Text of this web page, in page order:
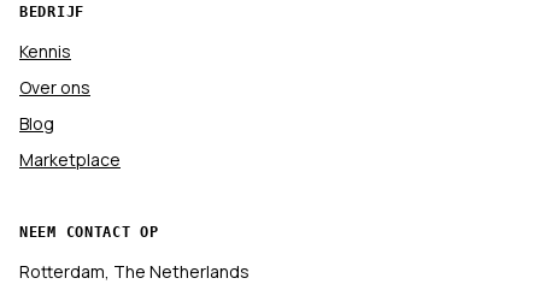
BEDRIJF
Kennis
Over ons
Blog
Marketplace
NEEM CONTACT OP
Rotterdam, The Netherlands